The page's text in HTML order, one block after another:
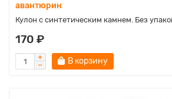
авантюрин
Кулон с синтетическим камнем. Без
170 ₽
В корзину